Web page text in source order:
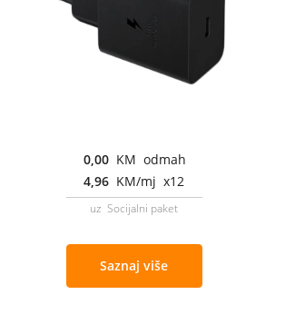
0,00 KM odmah
4,96 KM/mj x12
uz Socijalni paket
Saznaj više